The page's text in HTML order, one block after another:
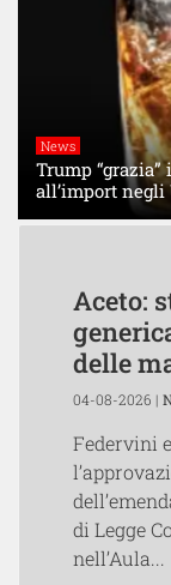
News
Trump
all’import negli
Aceto:
delle
04-08-2026 |
Federvini
di Legge
nell’Aula...